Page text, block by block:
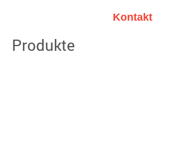
Kontakt
Produkte